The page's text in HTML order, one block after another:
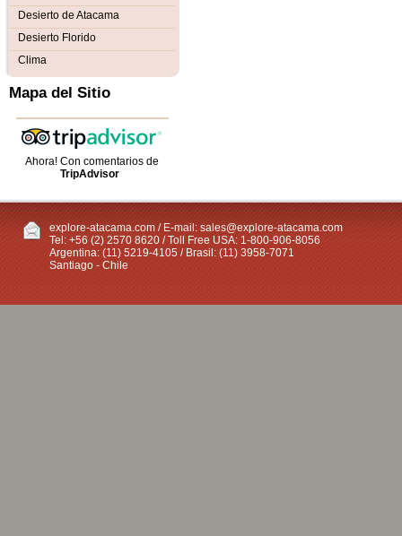
Desierto de Atacama
Desierto Florido
Clima
Mapa del Sitio
Ahora! Con comentarios de
TripAdvisor
explore-atacama.com / E-mail: sales@explore-atacama.com
Tel: +56 (2) 2570 8620 / Toll Free USA: 1-800-906-8056
Argentina: (11) 5219-4105 / Brasil: (11) 3958-7071
Santiago - Chile